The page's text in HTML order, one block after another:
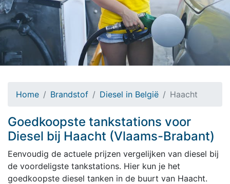
Home Brandstof Diesel in België Haacht
Goedkoopste tankstations voor
Diesel bij Haacht (Vlaams-Brabant)
Eenvoudig de actuele prijzen vergelijken van diesel bij
de voordeligste tankstations. Hier kun je het
goedkoopste diesel tanken in de buurt van Haacht.